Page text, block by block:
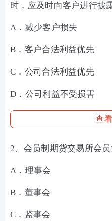
时，应及时向客户进行
A．减少客户损失
B．客户合法利益优先
C．公司合法利益优先
D．公司利益不受损害
查
2、会员制期货交易所会
A．理事会
B．董事会
C．监事会